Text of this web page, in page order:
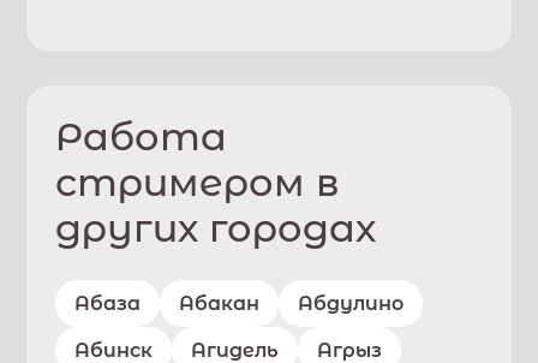
Работа
стримером в
других городах
Абаза Абакан Абдулино
Абинск Агидель Агрыз